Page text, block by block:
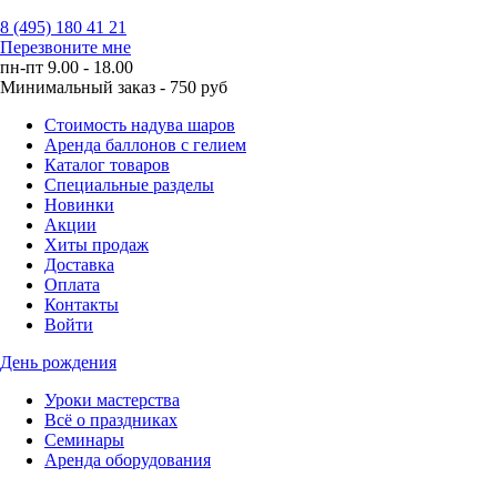
8 (495) 180 41 21
Перезвоните мне
пн-пт 9.00 - 18.00
Минимальный заказ - 750 руб
Стоимость надува шаров
Аренда баллонов с гелием
Каталог товаров
Специальные разделы
Новинки
Акции
Хиты продаж
Доставка
Оплата
Контакты
Войти
День рождения
Уроки мастерства
Всё о праздниках
Семинары
Аренда оборудования